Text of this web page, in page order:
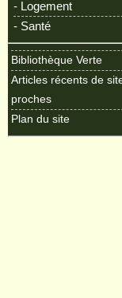
- Logement
- Santé
Bibliothèque Verte
Articles récents de
proches
Plan du site